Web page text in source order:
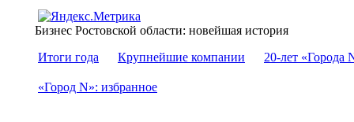
Бизнес Ростовской области: новейшая история
Итоги года
Крупнейшие компании 20-лет «Города
«Город N»: избранное